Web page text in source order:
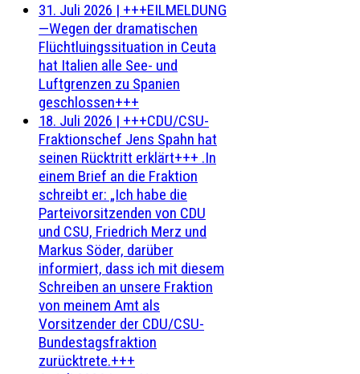
31. Juli 2026 | +++EILMELDUNG
—Wegen der dramatischen
Flüchtluingssituation in Ceuta
hat Italien alle See- und
Luftgrenzen zu Spanien
geschlossen+++
18. Juli 2026 | +++CDU/CSU-
Fraktionschef Jens Spahn hat
seinen Rücktritt erklärt+++ .In
einem Brief an die Fraktion
schreibt er: „Ich habe die
Parteivorsitzenden von CDU
und CSU, Friedrich Merz und
Markus Söder, darüber
informiert, dass ich mit diesem
Schreiben an unsere Fraktion
von meinem Amt als
Vorsitzender der CDU/CSU-
Bundestagsfraktion
zurücktrete.+++